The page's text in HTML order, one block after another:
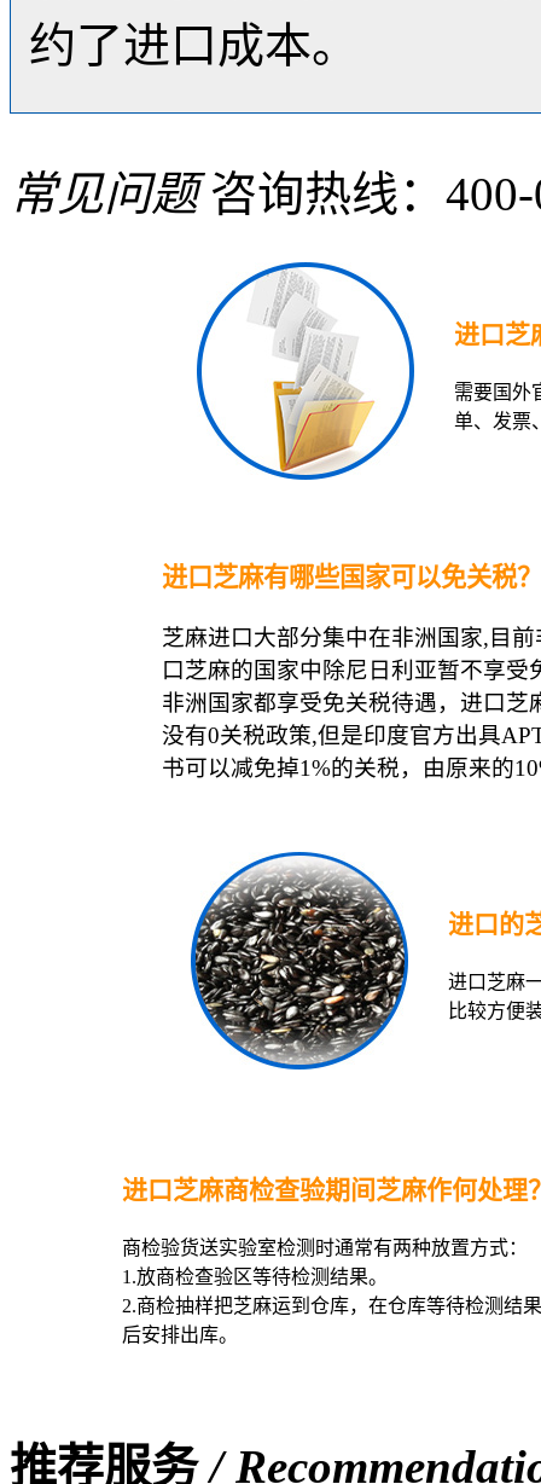
约了进口成本。
常见问题 咨询热线：
进口芝
需要国外
单、发票
进口芝麻有哪些国家可以免关税？
芝麻进口大部分集中在非洲国家,目
口芝麻的国家中除尼日利亚暂不享受
非洲国家都享受免关税待遇，进口芝
没有0关税政策,但是印度官方出具
书可以减免掉1%的关税，由原来的
进口的
进口芝麻
比较方便
进口芝麻商检查验期间芝麻作何处理
商检验货送实验室检测时通常有两种放置方式：
1.放商检查验区等待检测结果。
2.商检抽样把芝麻运到仓库，在仓库等待检测结
后安排出库。
推荐服务/